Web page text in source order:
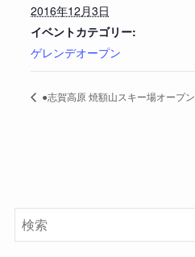
2016年12月3日
イベントカテゴリー:
ゲレンデオープン
●志賀高原 焼額山スキー場オープン